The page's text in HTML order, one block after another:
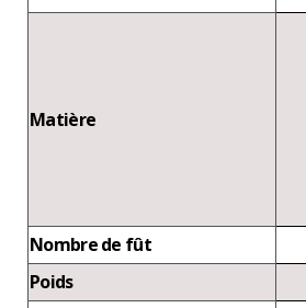
Matière
Nombre de fût
Poids